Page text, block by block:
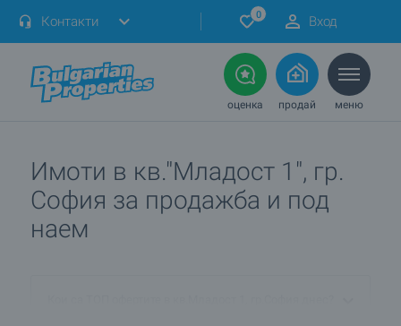
Контакти 0 Вход
оценка продай меню
Имоти в кв."Младост 1", гр.
София за продажба и под
наем